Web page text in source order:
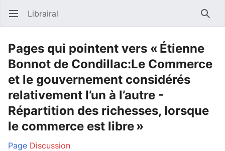
Ouvrir le menu principal Librairal
Pages qui pointent vers « Étienne
Bonnot de Condillac:Le Commerce
et le gouvernement considérés
relativement l’un à l’autre -
Répartition des richesses, lorsque
le commerce est libre »
Page Discussion